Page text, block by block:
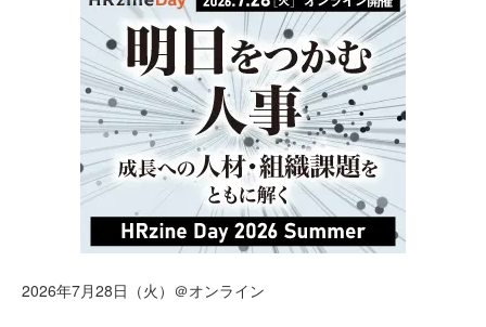
2026年7月28日（火）＠オンライン